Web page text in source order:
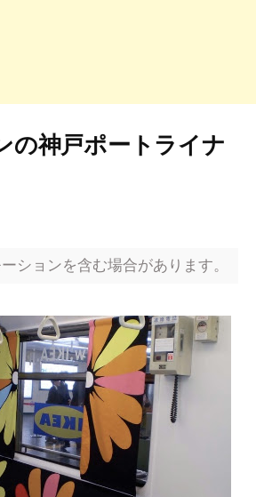
の神戸ポートライナ
ションを含む場合があります。